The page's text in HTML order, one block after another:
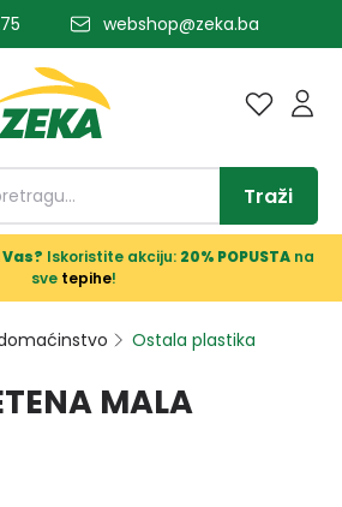
webshop@zeka.ba
Traži
Iskoristite akciju: 20% POPUSTAna
sve tepihe!
Ostala plastika
MALA